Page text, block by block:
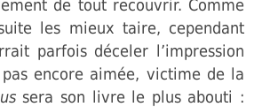
de tout recouvrir. Comme
les mieux taire, cependant
parfois déceler l’impression
encore aimée, victime de la
sera son livre le plus abouti :